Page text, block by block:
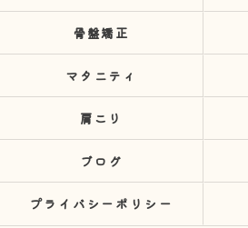
骨盤矯正
マタニティ
肩こり
ブログ
プライバシーポリシー